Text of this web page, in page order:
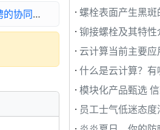
同力量
· 螺栓表面产生黑
· 铆接螺栓及其特性
· 云计算当前主要
· 什么是云计算？有
· 模块化产品甄选 信
· 员工士气低迷态度消